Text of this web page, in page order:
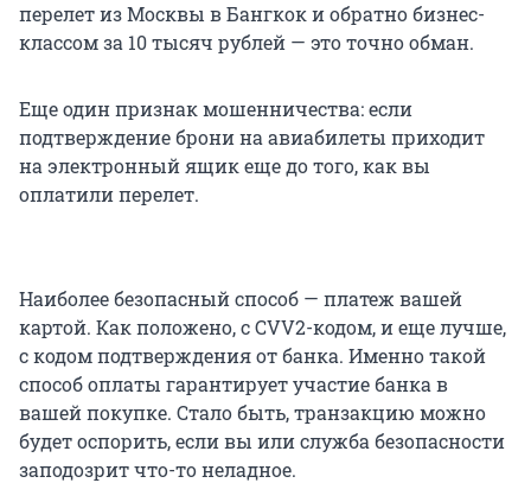
перелет из Москвы в Бангкок и обратно бизнес-
классом за 10 тысяч рублей — это точно обман.
Еще один признак мошенничества: если
подтверждение брони на авиабилеты приходит
на электронный ящик еще до того, как вы
оплатили перелет.
Наиболее безопасный способ — платеж вашей
картой. Как положено, с CVV2-кодом, и еще лучше,
с кодом подтверждения от банка. Именно такой
способ оплаты гарантирует участие банка в
вашей покупке. Стало быть, транзакцию можно
будет оспорить, если вы или служба безопасности
заподозрит что-то неладное.